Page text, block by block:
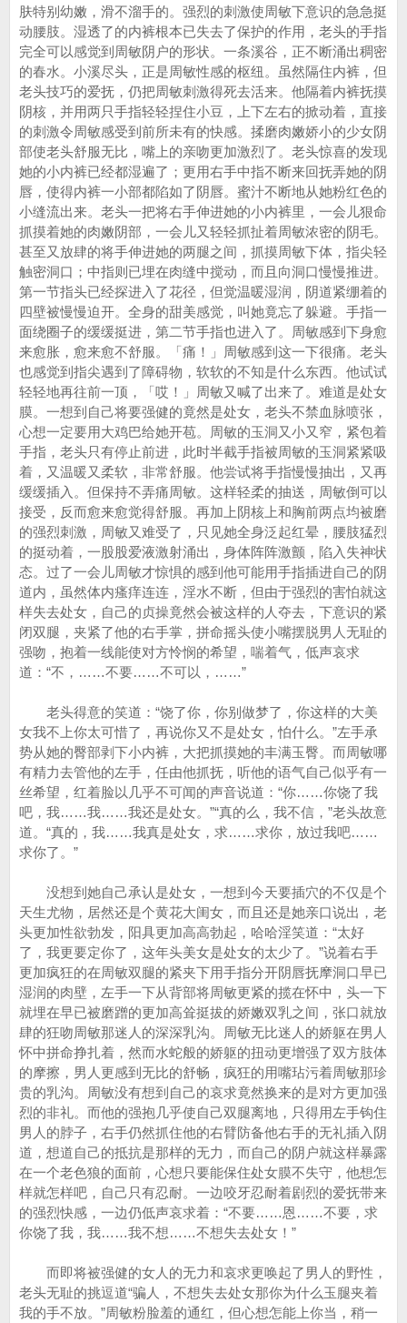
肤特别幼嫩，滑不溜手的。强烈的刺激使周敏下意识的急急挺
动腰肢。湿透了的内裤根本已失去了保护的作用，老头的手指
完全可以感觉到周敏阴户的形状。一条溪谷，正不断涌出稠密
的春水。小溪尽头，正是周敏性感的枢纽。虽然隔住内裤，但
老头技巧的爱抚，仍把周敏刺激得死去活来。他隔着内裤抚摸
阴核，并用两只手指轻轻捏住小豆，上下左右的掀动着，直接
的刺激令周敏感受到前所未有的快感。揉磨肉嫩娇小的少女阴
部使老头舒服无比，嘴上的亲吻更加激烈了。老头惊喜的发现
她的小内裤已经都湿遍了；更用右手中指不断来回抚弄她的阴
唇，使得内裤一小部都陷如了阴唇。蜜汁不断地从她粉红色的
小缝流出来。老头一把将右手伸进她的小内裤里，一会儿狠命
抓摸着她的肉嫩阴部，一会儿又轻轻抓扯着周敏浓密的阴毛。
甚至又放肆的将手伸进她的两腿之间，抓摸周敏下体，指尖轻
触密洞口；中指则已埋在肉缝中搅动，而且向洞口慢慢推进。
第一节指头已经探进入了花径，但觉温暖湿润，阴道紧绷着的
四壁被慢慢迫开。全身的甜美感觉，叫她竟忘了躲避。手指一
面绕圈子的缓缓挺进，第二节手指也进入了。周敏感到下身愈
来愈胀，愈来愈不舒服。「痛！」周敏感到这一下很痛。老头
也感觉到指尖遇到了障碍物，软软的不知是什么东西。他试试
轻轻地再往前一顶，「哎！」周敏又喊了出来了。难道是处女
膜。一想到自己将要强健的竟然是处女，老头不禁血脉喷张，
心想一定要用大鸡巴给她开苞。周敏的玉洞又小又窄，紧包着
手指，老头只有停止前进，此时半截手指被周敏的玉洞紧紧吸
着，又温暖又柔软，非常舒服。他尝试将手指慢慢抽出，又再
缓缓插入。但保持不弄痛周敏。这样轻柔的抽送，周敏倒可以
接受，反而愈来愈觉得舒服。再加上阴核上和胸前两点均被磨
的强烈刺激，周敏又难受了，只见她全身泛起红晕，腰肢猛烈
的挺动着，一股股爱液激射涌出，身体阵阵激颤，陷入失神状
态。过了一会儿周敏才惊惧的感到他可能用手指插进自己的阴
道内，虽然体内瘙痒连连，淫水不断，但由于强烈的害怕就这
样失去处女，自己的贞操竟然会被这样的人夺去，下意识的紧
闭双腿，夹紧了他的右手掌，拼命摇头使小嘴摆脱男人无耻的
强吻，抱着一线能使对方怜悯的希望，喘着气，低声哀求
道：“不，……不要……不可以，……”
老头得意的笑道：“饶了你，你别做梦了，你这样的大美
女我不上你太可惜了，再说你又不是处女，怕什么。”左手承
势从她的臀部剥下小内裤，大把抓摸她的丰满玉臀。而周敏哪
有精力去管他的左手，任由他抓抚，听他的语气自己似乎有一
丝希望，红着脸以几乎不可闻的声音说道：“你……你饶了我
吧，我……我……我还是处女。”“真的么，我不信，”老头故意
道。“真的，我……我真是处女，求……求你，放过我吧……
求你了。”
没想到她自己承认是处女，一想到今天要插穴的不仅是个
天生尤物，居然还是个黄花大闺女，而且还是她亲口说出，老
头更加性欲勃发，阳具更加高高勃起，哈哈淫笑道：“太好
了，我更要定你了，这年头美女是处女的太少了。”说着右手
更加疯狂的在周敏双腿的紧夹下用手指分开阴唇抚摩洞口早已
湿润的肉壁，左手一下从背部将周敏更紧的揽在怀中，头一下
就埋在早已被磨蹭的更加高耸挺拔的娇嫩双乳之间，张口就放
肆的狂吻周敏那迷人的深深乳沟。周敏无比迷人的娇躯在男人
怀中拼命挣扎着，然而水蛇般的娇躯的扭动更增强了双方肢体
的摩擦，男人更感到无比的舒畅，疯狂的用嘴玷污着周敏那珍
贵的乳沟。周敏没有想到自己的哀求竟然换来的是对方更加强
烈的非礼。而他的强抱几乎使自己双腿离地，只得用左手钩住
男人的脖子，右手仍然抓住他的右臂防备他右手的无礼插入阴
道，想道自己的抵抗是那样的无力，而自己的阴户就这样暴露
在一个老色狼的面前，心想只要能保住处女膜不失守，他想怎
样就怎样吧，自己只有忍耐。一边咬牙忍耐着剧烈的爱抚带来
的强烈快感，一边仍低声哀求着：“不要……恩……不要，求
你饶了我，我……我不想……不想失去处女！”
而即将被强健的女人的无力和哀求更唤起了男人的野性，
老头无耻的挑逗道“骗人，不想失去处女那你为什么玉腿夹着
我的手不放。”周敏粉脸羞的通红，但心想怎能上你当，稍一